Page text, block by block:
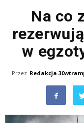
Na co
w
Przez Redakcja